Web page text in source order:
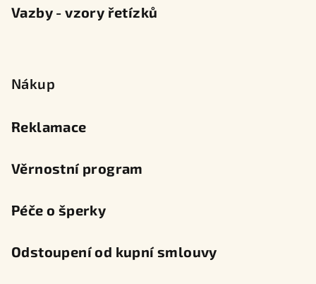
Vazby - vzory řetízků
Nákup
Reklamace
Věrnostní program
Péče o šperky
Odstoupení od kupní smlouvy